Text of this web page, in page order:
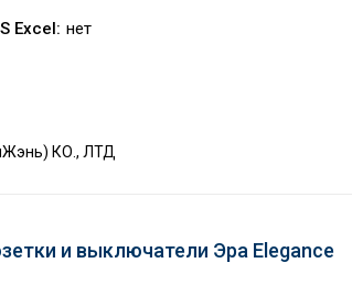
Excel: нет
КО., ЛТД
и выключатели Эра Elegance